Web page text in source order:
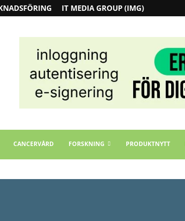
IT MEDIA GROUP (IMG)
CANCERVÅRD FORSKNING PRODUKTNYTT